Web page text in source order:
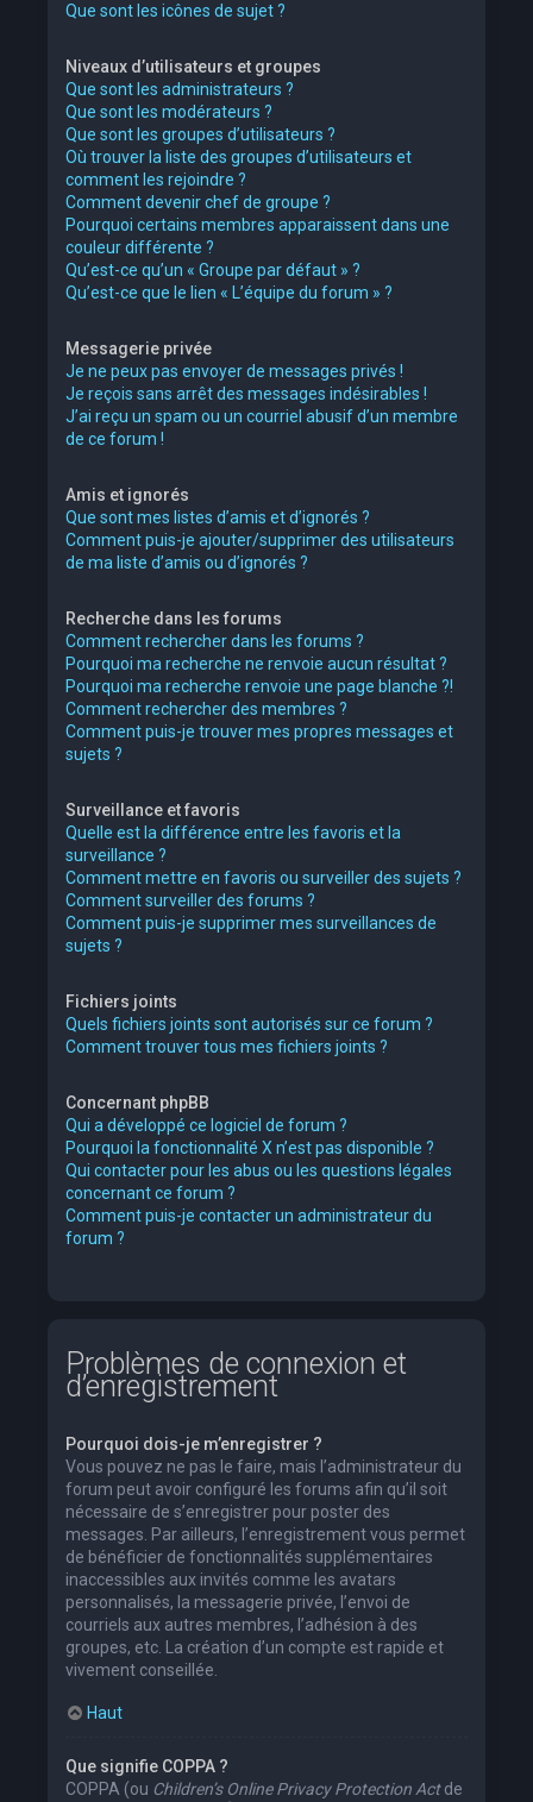
Que sont les icônes de sujet ?
Niveaux d’utilisateurs et groupes
Que sont les administrateurs ?
Que sont les modérateurs ?
Que sont les groupes d’utilisateurs ?
Où trouver la liste des groupes d’utilisateurs et
comment les rejoindre ?
Comment devenir chef de groupe ?
Pourquoi certains membres apparaissent dans une
couleur différente ?
Qu’est-ce qu’un « Groupe par défaut » ?
Qu’est-ce que le lien « L’équipe du forum » ?
Messagerie privée
Je ne peux pas envoyer de messages privés !
Je reçois sans arrêt des messages indésirables !
J’ai reçu un spam ou un courriel abusif d’un membre
de ce forum !
Amis et ignorés
Que sont mes listes d’amis et d’ignorés ?
Comment puis-je ajouter/supprimer des utilisateurs
de ma liste d’amis ou d’ignorés ?
Recherche dans les forums
Comment rechercher dans les forums ?
Pourquoi ma recherche ne renvoie aucun résultat ?
Pourquoi ma recherche renvoie une page blanche ?!
Comment rechercher des membres ?
Comment puis-je trouver mes propres messages et
sujets ?
Surveillance et favoris
Quelle est la différence entre les favoris et la
surveillance ?
Comment mettre en favoris ou surveiller des sujets ?
Comment surveiller des forums ?
Comment puis-je supprimer mes surveillances de
sujets ?
Fichiers joints
Quels fichiers joints sont autorisés sur ce forum ?
Comment trouver tous mes fichiers joints ?
Concernant phpBB
Qui a développé ce logiciel de forum ?
Pourquoi la fonctionnalité X n’est pas disponible ?
Qui contacter pour les abus ou les questions légales
concernant ce forum ?
Comment puis-je contacter un administrateur du
forum ?
Problèmes de connexion et
d’enregistrement
Pourquoi dois-je m’enregistrer ?
Vous pouvez ne pas le faire, mais l’administrateur du
forum peut avoir configuré les forums afin qu’il soit
nécessaire de s’enregistrer pour poster des
messages. Par ailleurs, l’enregistrement vous permet
de bénéficier de fonctionnalités supplémentaires
inaccessibles aux invités comme les avatars
personnalisés, la messagerie privée, l’envoi de
courriels aux autres membres, l’adhésion à des
groupes, etc. La création d’un compte est rapide et
vivement conseillée.
Haut
Que signifie COPPA ?
COPPA (ou Children’s Online Privacy Protection Actde